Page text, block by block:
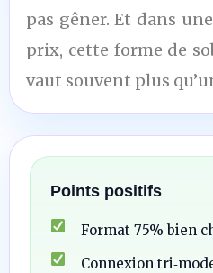
pas gêner. Et dans
prix, cette forme de
vaut souvent plus
Points positifs
Format 75% bien
Connexion